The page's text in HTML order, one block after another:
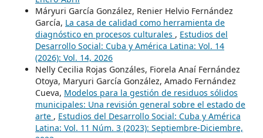
Máryuri García González, Renier Helvio Fernández
García, La casa de calidad como herramienta de
diagnóstico en procesos culturales , Estudios del
Desarrollo Social: Cuba y América Latina: Vol. 14
(2026): Vol. 14, 2026
Nelly Cecilia Rojas Gonzáles, Fiorela Anaí Fernández
Otoya, Maryuri García González, Amado Fernández
Cueva, Modelos para la gestión de residuos sólidos
municipales: Una revisión general sobre el estado de
arte , Estudios del Desarrollo Social: Cuba y América
Latina: Vol. 11 Núm. 3 (2023): Septiembre-Diciembre,